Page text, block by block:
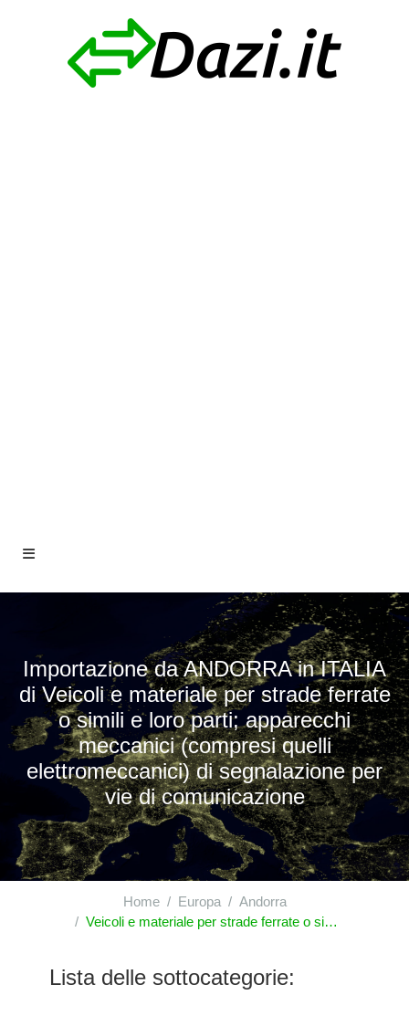
Importazione da ANDORRA in ITALIA
di Veicoli e materiale per strade ferrate
o simili e loro parti; apparecchi
meccanici (compresi quelli
elettromeccanici) di segnalazione per
vie di comunicazione
Home Europa
Andorra
Veicoli e materiale per strade ferrate o simili e loro parti; apparecchi meccanici (compresi quelli elettromeccanici) di segnalazione per vie di comunicazione
Lista delle sottocategorie: